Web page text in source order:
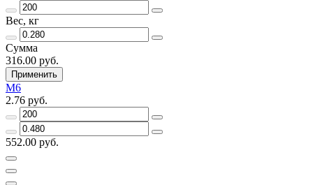
Вес, кг
Сумма
316.00 руб.
Применить
М6
2.76 руб.
552.00 руб.